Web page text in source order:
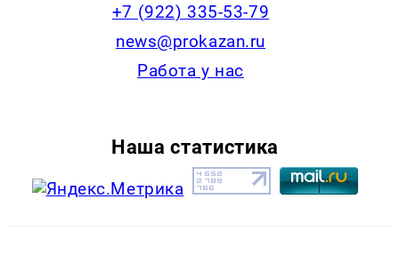
+7 (922) 335-53-79
news@prokazan.ru
Работа у нас
Наша статистика